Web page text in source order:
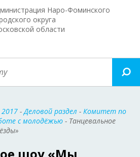
Наро-Фоминского
округа
области
2017 -Деловой раздел - Комитет по
с молодёжью - Танцевальное